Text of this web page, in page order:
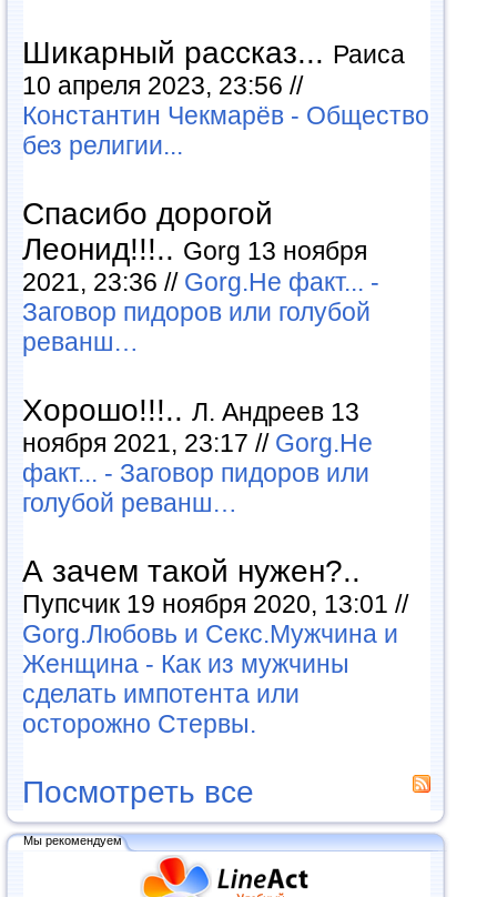
Шикарный рассказ... Раиса
10 апреля 2023, 23:56 //
Константин Чекмарёв - Общество
без религии...
Спасибо дорогой
Леонид!!!.. Gorg 13 ноября
2021, 23:36 // Gorg.Не факт... -
Заговор пидоров или голубой
реванш…
Хорошо!!!.. Л. Андреев 13
ноября 2021, 23:17 // Gorg.Не
факт... - Заговор пидоров или
голубой реванш…
А зачем такой нужен?..
Пупсчик 19 ноября 2020, 13:01 //
Gorg.Любовь и Секс.Мужчина и
Женщина - Как из мужчины
сделать импотента или
осторожно Стервы.
Посмотреть все
Мы рекомендуем